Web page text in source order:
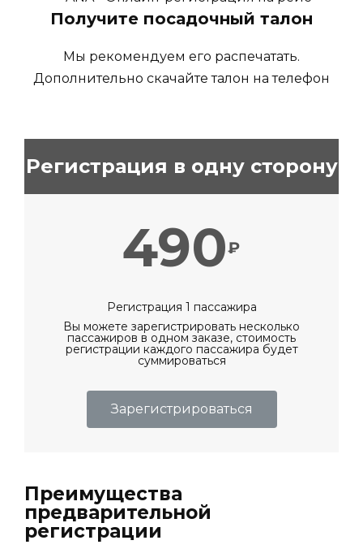
Получите посадочный талон
Мы рекомендуем его распечатать.
Дополнительно скачайте талон на телефон
Регистрация в одну сторону
490₽
Регистрация 1 пассажира
Вы можете зарегистрировать несколько
пассажиров в одном заказе, стоимость
регистрации каждого пассажира будет
суммироваться
Зарегистрироваться
Преимущества
предварительной
регистрации